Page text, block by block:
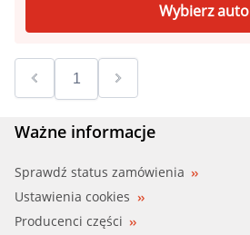
Wybierz auto
Ważne informacje
Sprawdź status zamówienia
Ustawienia cookies
Producenci części